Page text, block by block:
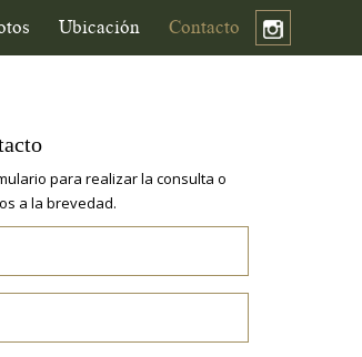
Ubicación Contacto
para realizar la consulta o
a la brevedad.